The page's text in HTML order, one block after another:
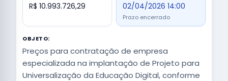
R$ 10.993.726,29 02/04/2026 14:00
Prazo encerrado
OBJETO:
Preços para contratação de empresa
especializada na implantação de Projeto para
Universalização da Educação Digital, conforme